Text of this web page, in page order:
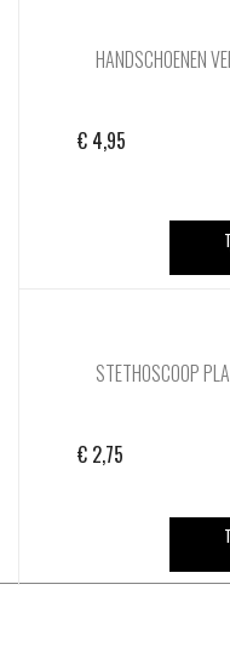
HANDSCHOENEN
€ 4,95
STETHOSCOOP
€ 2,75